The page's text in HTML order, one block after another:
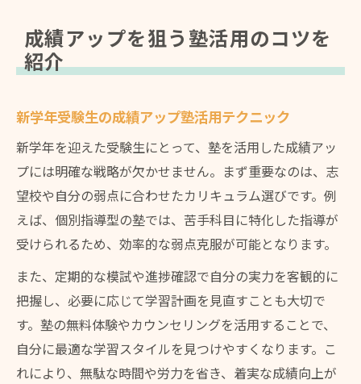
成績アップを狙う塾活用のコツを
紹介
新学年受験生の成績アップ塾活用テクニック
新学年を迎えた受験生にとって、塾を活用した成績アッ
プには明確な戦略が欠かせません。まず重要なのは、志
望校や自分の弱点に合わせたカリキュラム選びです。例
えば、個別指導型の塾では、苦手科目に特化した指導が
受けられるため、効率的な弱点克服が可能となります。
また、定期的な模試や進捗確認で自分の実力を客観的に
把握し、必要に応じて学習計画を見直すことも大切で
す。塾の無料体験やカウンセリングを活用することで、
自分に最適な学習スタイルを見つけやすくなります。こ
れにより、無駄な時間や労力を省き、着実な成績向上が